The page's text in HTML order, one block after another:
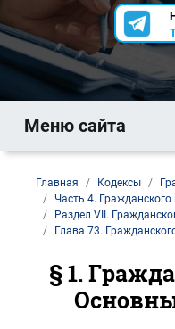
Меню сайта
Главная Кодексы
Часть 4. Гражданского
Раздел VII.
Глава 73.
§ 1.